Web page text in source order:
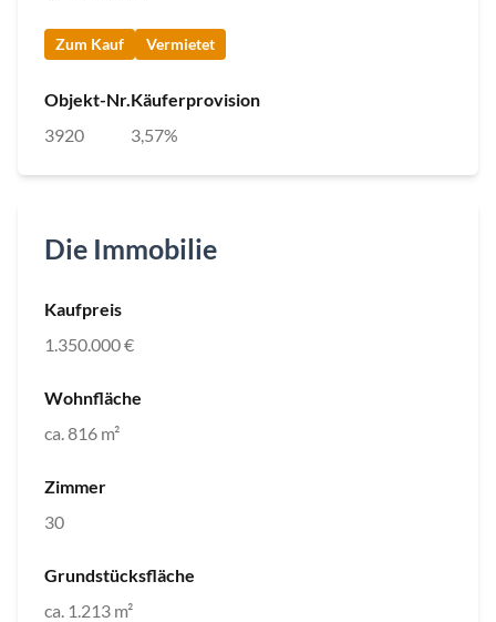
Zum Kauf Vermietet
Objekt-Nr.
3920
Käuferprovision
3,57%
Die Immobilie
Kaufpreis
1.350.000 €
Wohnfläche
ca. 816 m²
Zimmer
30
Grundstücksfläche
ca. 1.213 m²